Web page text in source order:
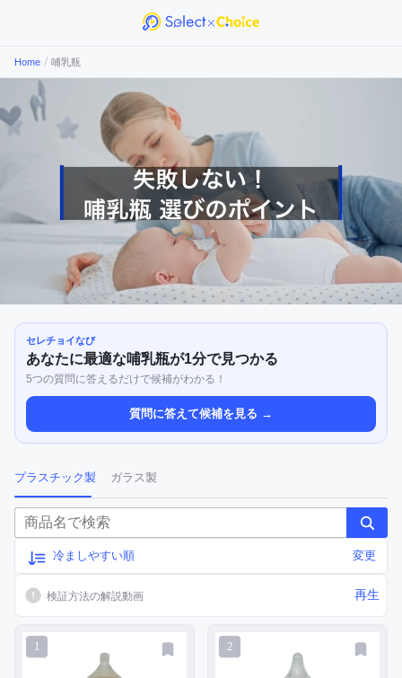
Home / 哺乳瓶
セレチョイなび
あなたに最適な哺乳瓶が1分で見つかる
5つの質問に答えるだけで候補がわかる！
質問に答えて候補を見る →
プラスチック製 ガラス製
冷ましやすい順 変更
検証方法の解説動画 再生
1 2